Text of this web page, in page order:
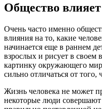
Общество
Очень часто именно
влияния на то, какие
начинается еще в раннем
взрослых и рисует в
картинку окружающего
сильно отличаться от того,
Жизнь человека не может
некоторые люди